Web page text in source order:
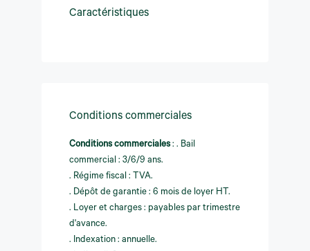
Caractéristiques
Conditions commerciales
Conditions commerciales : . Bail
commercial : 3/6/9 ans.
. Régime fiscal : TVA.
. Dépôt de garantie : 6 mois de loyer HT.
. Loyer et charges : payables par trimestre
d'avance.
. Indexation : annuelle.